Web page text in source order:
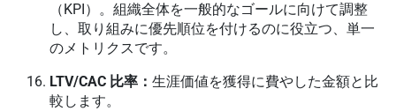
（KPI）。組織全体を一般的なゴールに向けて調整
し、取り組みに優先順位を付けるのに役立つ、単一
のメトリクスです。
LTV/CAC 比率： 生涯価値を獲得に費やした金額と比
較します。